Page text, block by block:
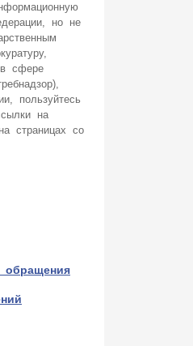
но не
сфере
пользуйтесь
на
страницах со
обращения